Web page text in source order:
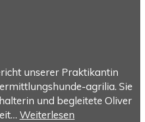
unserer Praktikantin
agrilia. Sie
und begleitete Oliver
Weiterlesen